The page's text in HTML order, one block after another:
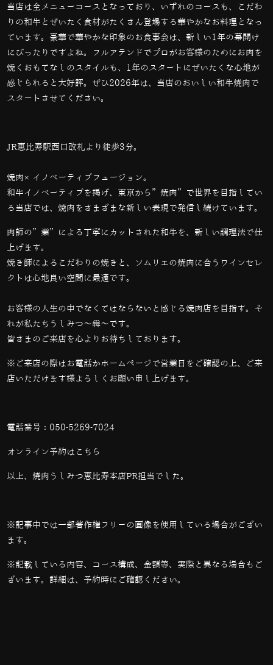
当店は全メニューコースとなっており、いずれのコースも、こだわ
りの和牛とぜいたく食材がたくさん登場する華やかなお料理となっ
ています。豪華で華やかな印象のお食事会は、新しい1年の幕開け
にぴったりですよね。フルアテンドでプロがお客様のためにお肉を
焼くおもてなしのスタイルも、1年のスタートにぜいたくな心地が
感じられると大好評。ぜひ2026年は、当店のおいしい和牛焼肉で
スタートさせてください。
JR恵比寿駅西口改札より徒歩3分。
焼肉×イノベーティブフュージョン。
和牛イノベーティブを掲げ、東京から”焼肉”で世界を目指してい
る当店では、焼肉をさまざまな新しい表現で発信し続けています。
肉師の”業”による丁寧にカットされた和牛を、新しい調理法で仕
上げます。
焼き師によるこだわりの焼きと、ソムリエの焼肉に合うワインセレ
クトは心地良い空間に最適です。
お客様の人生の中でなくてはならないと感じる焼肉店を目指す。そ
れが私たちうしみつ～犇～です。
皆さまのご来店を心よりお待ちしております。
※ご来店の際はお電話かホームページで営業日をご確認の上、ご来
店いただけます様よろしくお願い申し上げます。
電話番号： 050-5269-7024
オンライン予約は こちら
以上、焼肉うしみつ恵比寿本店PR担当でした。
※記事中では一部著作権フリーの画像を使用している場合がござい
ます。
※記載している内容、コース構成、金額等、実際と異なる場合もご
ざいます。詳細は、予約時にご確認ください。